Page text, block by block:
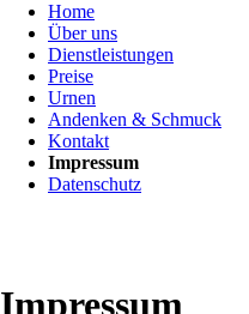
überspringen
Home
Über uns
Dienstleistungen
Preise
Urnen
Andenken & Schmuck
Kontakt
Impressum
Datenschutz
Impressum